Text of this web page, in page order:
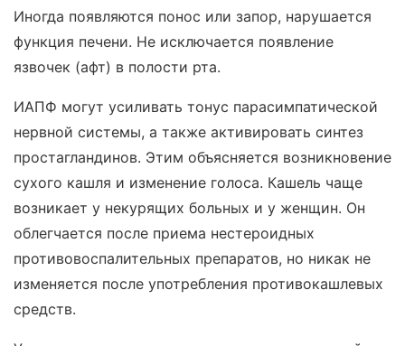
Иногда появляются понос или запор, нарушается
функция печени. Не исключается появление
язвочек (афт) в полости рта.
ИАПФ могут усиливать тонус парасимпатической
нервной системы, а также активировать синтез
простагландинов. Этим объясняется возникновение
сухого кашля и изменение голоса. Кашель чаще
возникает у некурящих больных и у женщин. Он
облегчается после приема нестероидных
противовоспалительных препаратов, но никак не
изменяется после употребления противокашлевых
средств.